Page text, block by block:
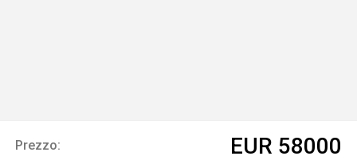
Prezzo: EUR 58000